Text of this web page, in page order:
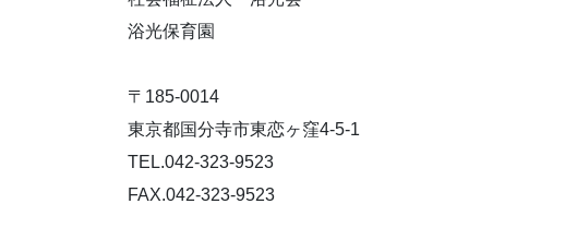
浴光保育園
〒185-0014
東京都国分寺市東恋ヶ窪4-5-1
TEL.042-323-9523
FAX.042-323-9523